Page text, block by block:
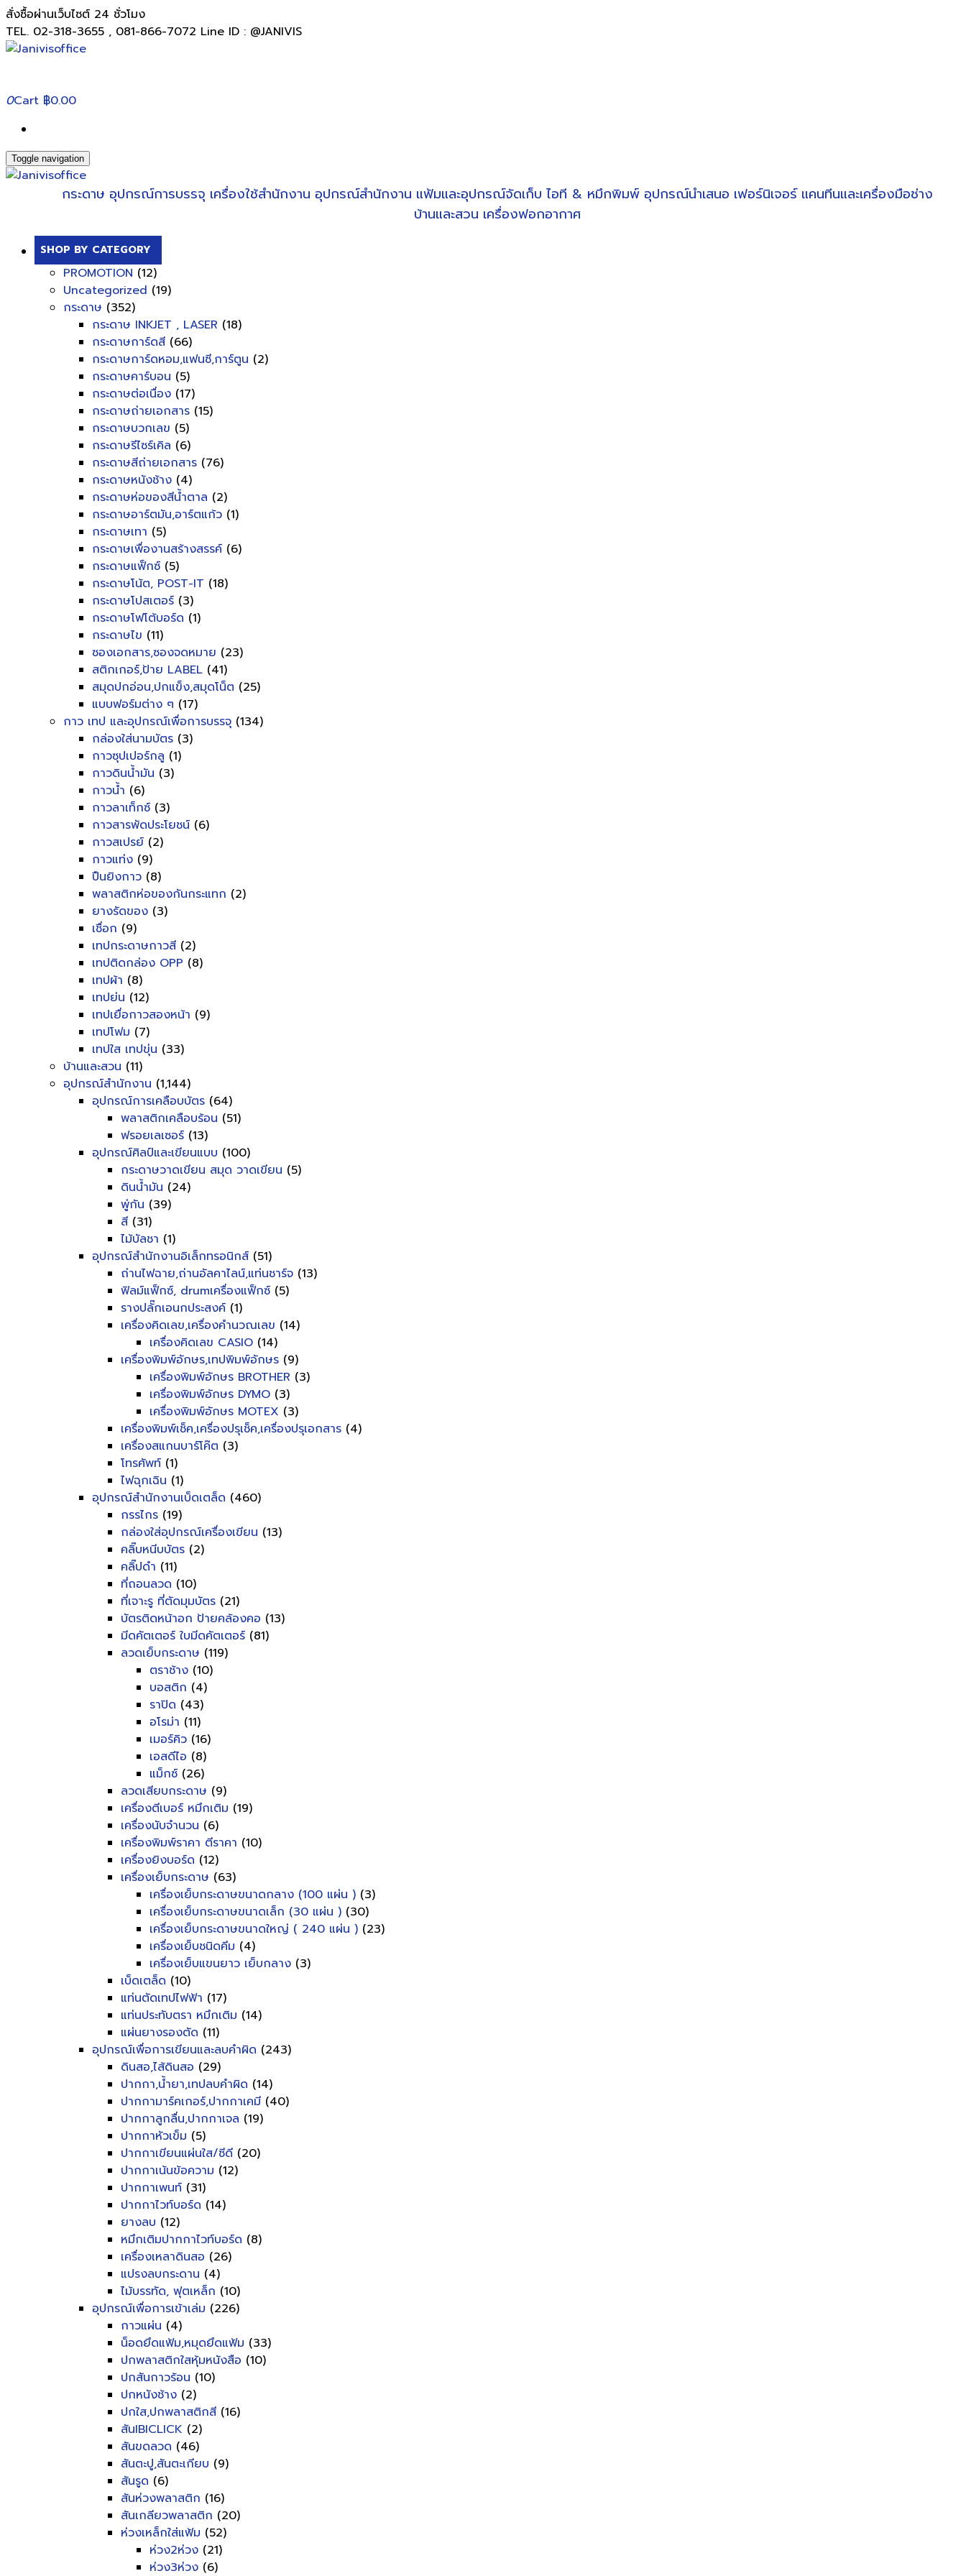
สั่งซื้อผ่านเว็บไซต์ 24 ชั่วโมง
TEL. 02-318-3655 , 081-866-7072 Line ID : @JANIVIS
0Cart ฿0.00
Toggle navigation
กระดาษ อุปกรณ์การบรรจุ เครื่องใช้สำนักงาน อุปกรณ์สำนักงาน แฟ้มและอุปกรณ์จัดเก็บ ไอที & หมึกพิมพ์ อุปกรณ์นำเสนอ เฟอร์นิเจอร์ แคนทีนและเครื่องมือช่าง
บ้านและสวน เครื่องฟอกอากาศ
SHOP BY CATEGORY
PROMOTION (12)
Uncategorized (19)
กระดาษ (352)
กระดาษ INKJET , LASER (18)
กระดาษการ์ดสี (66)
กระดาษการ์ดหอม,แฟนซี,การ์ตูน (2)
กระดาษคาร์บอน (5)
กระดาษต่อเนื่อง (17)
กระดาษถ่ายเอกสาร (15)
กระดาษบวกเลข (5)
กระดาษรีไซร์เคิล (6)
กระดาษสีถ่ายเอกสาร (76)
กระดาษหนังช้าง (4)
กระดาษห่อของสีน้ำตาล (2)
กระดาษอาร์ตมัน,อาร์ตแก้ว (1)
กระดาษเทา (5)
กระดาษเพื่องานสร้างสรรค์ (6)
กระดาษแฟ็กซ์ (5)
กระดาษโน้ต, POST-IT (18)
กระดาษโปสเตอร์ (3)
กระดาษโฟโต้บอร์ด (1)
กระดาษไข (11)
ซองเอกสาร,ซองจดหมาย (23)
สติกเกอร์,ป้าย LABEL (41)
สมุดปกอ่อน,ปกแข็ง,สมุดโน็ต (25)
แบบฟอร์มต่าง ๆ (17)
กาว เทป และอุปกรณ์เพื่อการบรรจุ (134)
กล่องใส่นามบัตร (3)
กาวซุปเปอร์กลู (1)
กาวดินน้ำมัน (3)
กาวน้ำ (6)
กาวลาเท็กซ์ (3)
กาวสารพัดประโยชน์ (6)
กาวสเปรย์ (2)
กาวแท่ง (9)
ปืนยิงกาว (8)
พลาสติกห่อของกันกระแทก (2)
ยางรัดของ (3)
เชื่อก (9)
เทปกระดาษกาวสี (2)
เทปติดกล่อง OPP (8)
เทปผ้า (8)
เทปย่น (12)
เทปเยื่อกาวสองหน้า (9)
เทปโฟม (7)
เทปใส เทปขุ่น (33)
บ้านและสวน (11)
อุปกรณ์สำนักงาน (1,144)
อุปกรณ์การเคลือบบัตร (64)
พลาสติกเคลือบร้อน (51)
ฟรอยเลเซอร์ (13)
อุปกรณ์ศิลป์และเขียนแบบ (100)
กระดาษวาดเขียน สมุด วาดเขียน (5)
ดินน้ำมัน (24)
พู่กัน (39)
สี (31)
ไม้บัลชา (1)
อุปกรณ์สำนักงานอิเล็กทรอนิกส์ (51)
ถ่านไฟฉาย,ถ่านอัลคาไลน์,แท่นชาร์จ (13)
ฟิลม์แฟ็กซ์, drumเครื่องแฟ็กซ์ (5)
รางปลั๊กเอนกประสงค์ (1)
เครื่องคิดเลข,เครื่องคำนวณเลข (14)
เครื่องคิดเลข CASIO (14)
เครื่องพิมพ์อักษร,เทปพิมพ์อักษร (9)
เครื่องพิมพ์อักษร BROTHER (3)
เครื่องพิมพ์อักษร DYMO (3)
เครื่องพิมพ์อักษร MOTEX (3)
เครื่องพิมพ์เช็ค,เครื่องปรุเช็ค,เครื่องปรุเอกสาร (4)
เครื่องสแกนบาร์โค๊ต (3)
โทรศัพท์ (1)
ไฟฉุกเฉิน (1)
อุปกรณ์สำนักงานเบ็ดเตล็ด (460)
กรรไกร (19)
กล่องใส่อุปกรณ์เครื่องเขียน (13)
คลิ๊บหนีบบัตร (2)
คลิ๊ปดำ (11)
ที่ถอนลวด (10)
ที่เจาะรู ที่ตัดมุมบัตร (21)
บัตรติดหน้าอก ป้ายคล้องคอ (13)
มีดคัตเตอร์ ใบมีดคัตเตอร์ (81)
ลวดเย็บกระดาษ (119)
ตราช้าง (10)
บอสติก (4)
ราปิด (43)
อโรม่า (11)
เมอร์คิว (16)
เอสดีไอ (8)
แม็กซ์ (26)
ลวดเสียบกระดาษ (9)
เครื่องตีเบอร์ หมึกเติม (19)
เครื่องนับจำนวน (6)
เครื่องพิมพ์ราคา ตีราคา (10)
เครื่องยิงบอร์ด (12)
เครื่องเย็บกระดาษ (63)
เครื่องเย็บกระดาษขนาดกลาง (100 แผ่น ) (3)
เครื่องเย็บกระดาษขนาดเล็ก (30 แผ่น ) (30)
เครื่องเย็บกระดาษขนาดใหญ่ ( 240 แผ่น ) (23)
เครื่องเย็บชนิดคีม (4)
เครื่องเย็บแขนยาว เย็บกลาง (3)
เบ็ดเตล็ด (10)
แท่นตัดเทปไฟฟ้า (17)
แท่นประทับตรา หมึกเติม (14)
แผ่นยางรองตัด (11)
อุปกรณ์เพื่อการเขียนและลบคำผิด (243)
ดินสอ,ไส้ดินสอ (29)
ปากกา,น้ำยา,เทปลบคำผิด (14)
ปากกามาร์คเกอร์,ปากกาเคมี (40)
ปากกาลูกลื่น,ปากกาเจล (19)
ปากกาหัวเข็ม (5)
ปากกาเขียนแผ่นใส/ซีดี (20)
ปากกาเน้นข้อความ (12)
ปากกาเพนท์ (31)
ปากกาไวท์บอร์ด (14)
ยางลบ (12)
หมึกเติมปากกาไวท์บอร์ด (8)
เครื่องเหลาดินสอ (26)
แปรงลบกระดาน (4)
ไม้บรรทัด, ฟุตเหล็ก (10)
อุปกรณ์เพื่อการเข้าเล่ม (226)
กาวแผ่น (4)
น็อดยึดแฟ้ม,หมุดยึดแฟ้ม (33)
ปกพลาสติกใสหุ้มหนังสือ (10)
ปกสันกาวร้อน (10)
ปกหนังช้าง (2)
ปกใส,ปกพลาสติกสี (16)
สันIBICLICK (2)
สันขดลวด (46)
สันตะปู,สันตะเกียบ (9)
สันรูด (6)
สันห่วงพลาสติก (16)
สันเกลียวพลาสติก (20)
ห่วงเหล็กใส่แฟ้ม (52)
ห่วง2ห่วง (21)
ห่วง3ห่วง (6)